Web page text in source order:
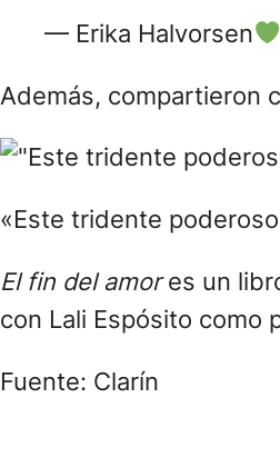
— Erika Halvorsen
Además, compartieron
«Este tridente
El fin del amores un
con Lali Espósito como
Fuente: Clarín